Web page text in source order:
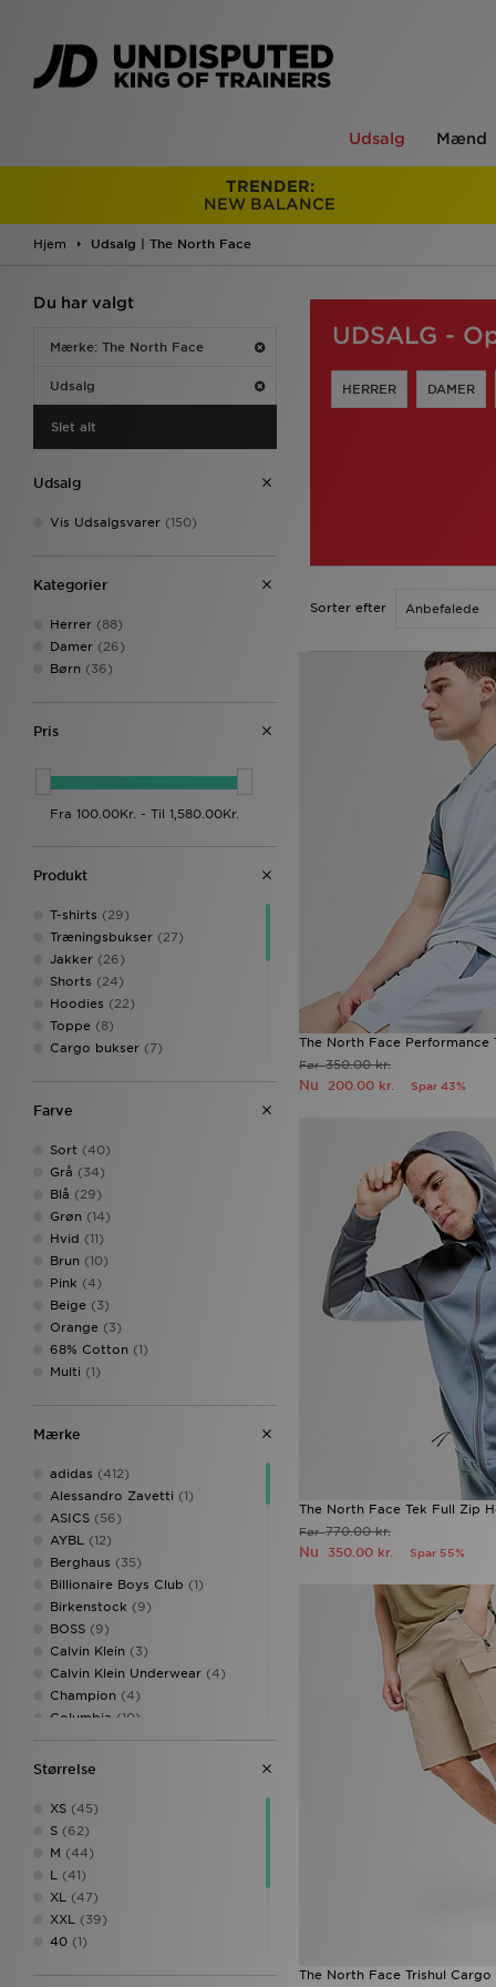
Udsalg Mænd
TRENDER:
NEW BALANCE
Hjem Udsalg | The North Face
Du har valgt
Mærke: The North Face
Udsalg
Slet alt
Udsalg
Vis Udsalgsvarer (150)
Kategorier
Herrer (88)
Damer (26)
Børn (36)
Pris
Produkt
T-shirts (29)
Træningsbukser (27)
Jakker (26)
Shorts (24)
Hoodies (22)
Toppe (8)
Cargo bukser (7)
Veste
Huer (2)
Kjoler(2)
Badesandaler
Frakker (1)
Kasketter
Sandaler(1)
Tights (1)
Træningsdragter
Farve
Sort (40)
Grå (34)
Blå (29)
Grøn (14)
Hvid (11)
Brun (10)
Pink (4)
Beige (3)
Orange (3)
68% Cotton (1)
Multi (1)
Mærke
adidas (412)
Alessandro Zavetti (1)
ASICS (56)
AYBL
(12)
Berghaus (35)
Billionaire Boys Club (1)
Birkenstock (9)
BOSS (9)
Calvin Klein (3)
Calvin Klein Underwear (4)
Champion (4)
Columbia (10)
Converse(31)
Crocs
Dr. Martens
EA7 Emporio Armani
Ed Hardy
Ellesse
Emporio Armani EA7
Fila
(121)
Fred Perry
Størrelse
XS (45)
S (62)
M (44)
L
(41)
XL
(47)
XXL
(39)
40 (1)
UDSALG -
HERRER DAMER
Sorter efter
The North Face Performance
Før350.00 kr.
Nu 200.00 kr. Spar 43%
The North Face Tek Full Zip
Før770.00 kr.
Nu 350.00 kr. Spar 55%
The North Face Trishul Cargo